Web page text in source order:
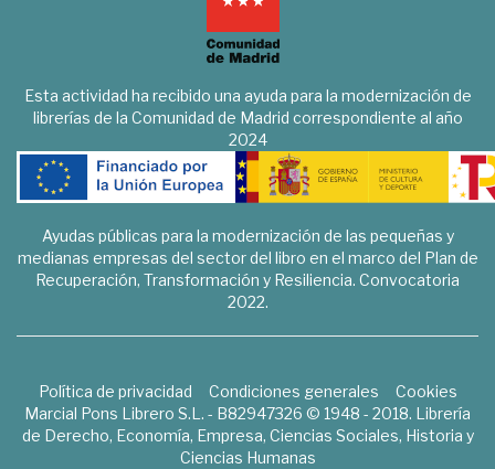
Esta actividad ha recibido una ayuda para la modernización de
librerías de la Comunidad de Madrid correspondiente al año
2024
Ayudas públicas para la modernización de las pequeñas y
medianas empresas del sector del libro en el marco del Plan de
Recuperación, Transformación y Resiliencia. Convocatoria
2022.
Política de privacidad Condiciones generales
Cookies
Marcial Pons Librero S.L. - B82947326 © 1948 - 2018. Librería
de Derecho, Economía, Empresa, Ciencias Sociales, Historia y
Ciencias Humanas